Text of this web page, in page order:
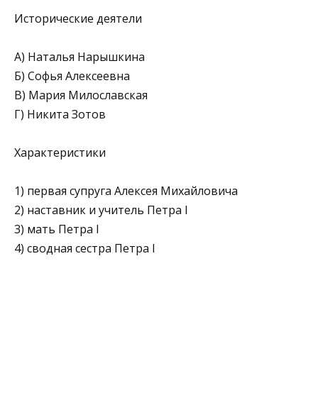
Исторические деятели
А) Наталья Нарышкина
Б) Софья Алексеевна
В) Мария Милославская
Г) Никита Зотов
Характеристики
1) первая супруга Алексея Михайловича
2) наставник и учитель Петра I
3) мать Петра I
4) сводная сестра Петра I